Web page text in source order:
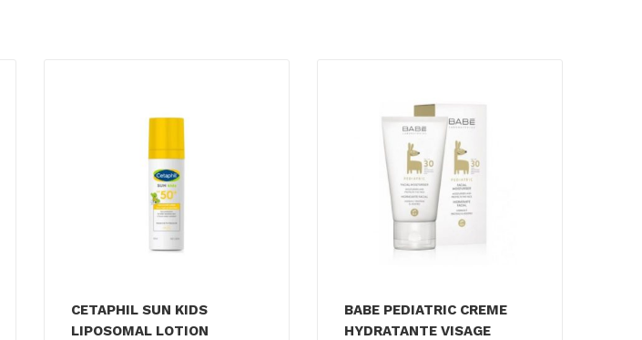
CETAPHIL SUN KIDS
LIPOSOMAL LOTION
BABE PEDIATRIC CREME
HYDRATANTE VISAGE